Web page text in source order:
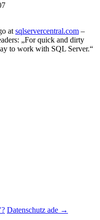
at sqlservercentral.com –
„For quick and dirty
to work with SQL Server.“
Datenschutz ade →